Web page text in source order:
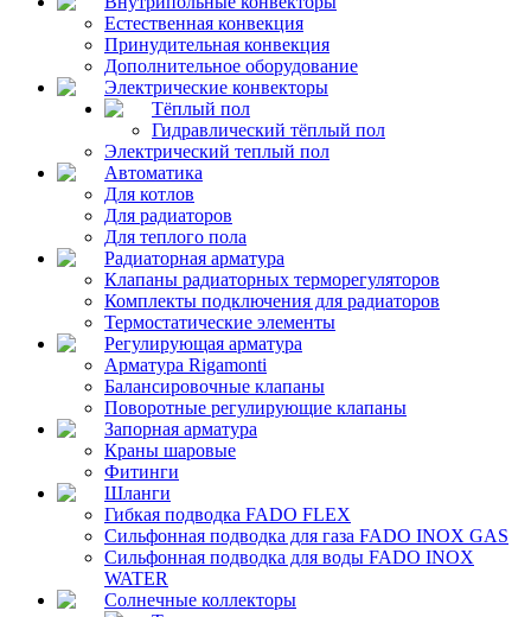
Естественная конвекция
Принудительная конвекция
Дополнительное оборудование
Электрические конвекторы
Тёплый пол
Гидравлический тёплый пол
Электрический теплый пол
Автоматика
Для котлов
Для радиаторов
Для теплого пола
Радиаторная арматура
Клапаны радиаторных терморегуляторов
Комплекты подключения для радиаторов
Термостатические элементы
Регулирующая арматура
Арматура Rigamonti
Балансировочные клапаны
Поворотные регулирующие клапаны
Запорная арматура
Краны шаровые
Фитинги
Шланги
Гибкая подводка FADO FLEX
Сильфонная подводка для газа FADO INOX GAS
Сильфонная подводка для воды FADO INOX
WATER
Солнечные коллекторы